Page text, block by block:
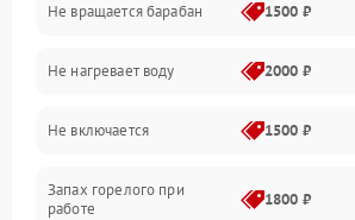
Слив
Программное обеспечение
Не вращается барабан 1500 ₽
Не нагревает воду 2000 ₽
Не включается 1500 ₽
Запах горелого при
работе
1800 ₽